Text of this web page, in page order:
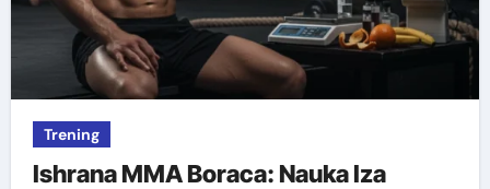
Trening
Ishrana MMA Boraca: Nauka Iza